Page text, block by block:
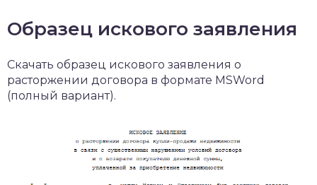
Образец искового заявления
Скачать образец искового заявления о
расторжении договора в формате MSWord
(полный вариант).